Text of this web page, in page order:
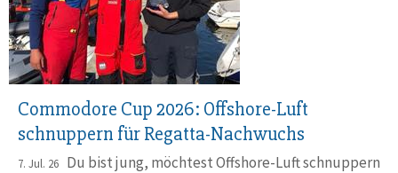
Commodore Cup 2026: Offshore-Luft
schnuppern für Regatta-Nachwuchs
7. Jul. 26 Du bist jung, möchtest Offshore-Luft schnuppern